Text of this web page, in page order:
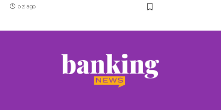
o zi ago